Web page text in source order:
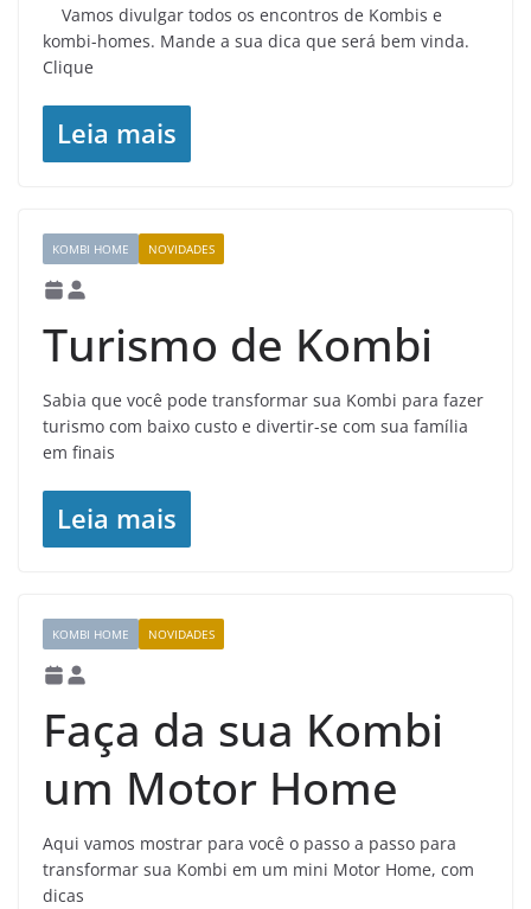
Vamos divulgar todos os encontros de Kombis e
kombi-homes. Mande a sua dica que será bem vinda.
Clique
Leia mais
KOMBI HOME NOVIDADES
Turismo de Kombi
Sabia que você pode transformar sua Kombi para fazer
turismo com baixo custo e divertir-se com sua família
em finais
Leia mais
KOMBI HOME NOVIDADES
Faça da sua Kombi
um Motor Home
Aqui vamos mostrar para você o passo a passo para
transformar sua Kombi em um mini Motor Home, com
dicas